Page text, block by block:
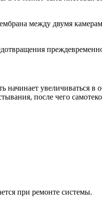
между двумя
увеличиваться
после чего
при ремонте системы.